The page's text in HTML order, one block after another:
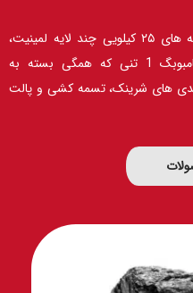
بسته بندی های موجود عبارتند از کیسه های ۲۵ کیلویی چند لایه لمینیت،
کاغذی(کرفت) و گونی و همچنین جامبوبگ 1 تنی که همگی بسته به
های شرینک، تسمه کشی و پالت